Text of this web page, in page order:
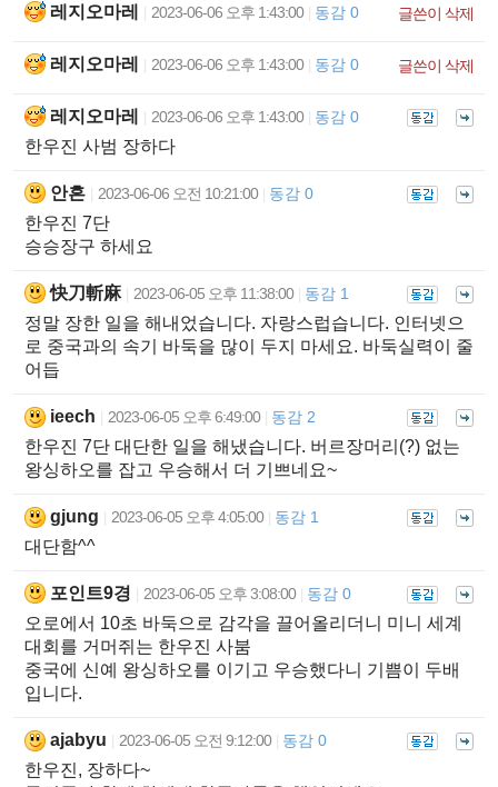
레지오마레 2023-06-06 오후 1:43:00 동감 0 글쓴이 삭제
레지오마레 2023-06-06 오후 1:43:00 동감 0 글쓴이 삭제
레지오마레 2023-06-06 오후 1:43:00 동감 0
한우진 사범 장하다
안흔 2023-06-06 오전 10:21:00 동감 0
한우진 7단
승승장구 하세요
快刀斬麻 2023-06-05 오후 11:38:00 동감 1
정말 장한 일을 해내었습니다. 자랑스럽습니다. 인터넷으
로 중국과의 속기 바둑을 많이 두지 마세요. 바둑실력이 줄
어듭
ieech 2023-06-05 오후 6:49:00 동감 2
한우진 7단 대단한 일을 해냈습니다. 버르장머리(?) 없는
왕싱하오를 잡고 우승해서 더 기쁘네요~
gjung 2023-06-05 오후 4:05:00 동감 1
대단함^^
포인트9경 2023-06-05 오후 3:08:00 동감 0
오로에서 10초 바둑으로 감각을 끌어올리더니 미니 세계
대회를 거머쥐는 한우진 사붐
중국에 신예 왕싱하오를 이기고 우승했다니 기쁨이 두배
입니다.
ajabyu 2023-06-05 오전 9:12:00 동감 0
한우진, 장하다~